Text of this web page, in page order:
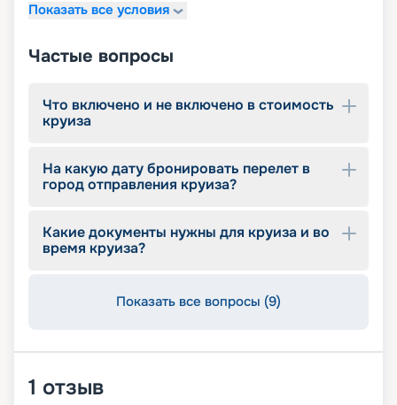
тур, который подойдет именно вам в 2026 - 2027
расписание и описание лайнеров, читайте
отзывы, изучайте цены и маршруты, их
онлайн. Погрузитесь в атмосферу роскоши и
комфорта с Brilliance of the Seas – вашим
спутником в путешествиях по морям и океанам.
Показать все условия
Частые вопросы
Что включено и не включено в стоимость
круиза
На какую дату бронировать перелет в
город отправления круиза?
Какие документы нужны для круиза и во
время круиза?
Показать все вопросы (9)
1 отзыв